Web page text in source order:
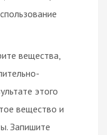
вещества,
этого
вещество и
Запишите